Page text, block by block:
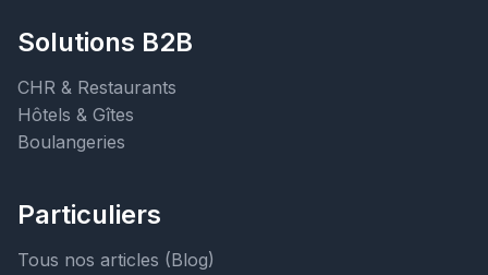
Solutions B2B
CHR & Restaurants
Hôtels & Gîtes
Boulangeries
Particuliers
Tous nos articles (Blog)